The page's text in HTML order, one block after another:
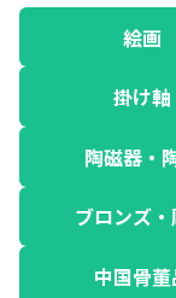
絵画
掛け軸
陶磁器・
ブロンズ
中国骨董